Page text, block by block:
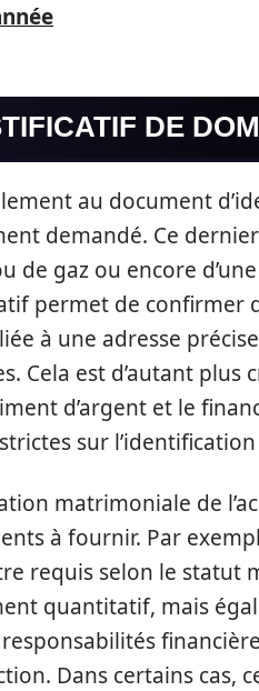
DE
au document
demandé. Ce
de gaz ou encore
permet de confirmer
à une adresse
Cela est d’autant plus
d’argent et le
sur
matrimoniale de
à fournir. Par
requis selon le statut
quantitatif, mais
Dans certains cas,